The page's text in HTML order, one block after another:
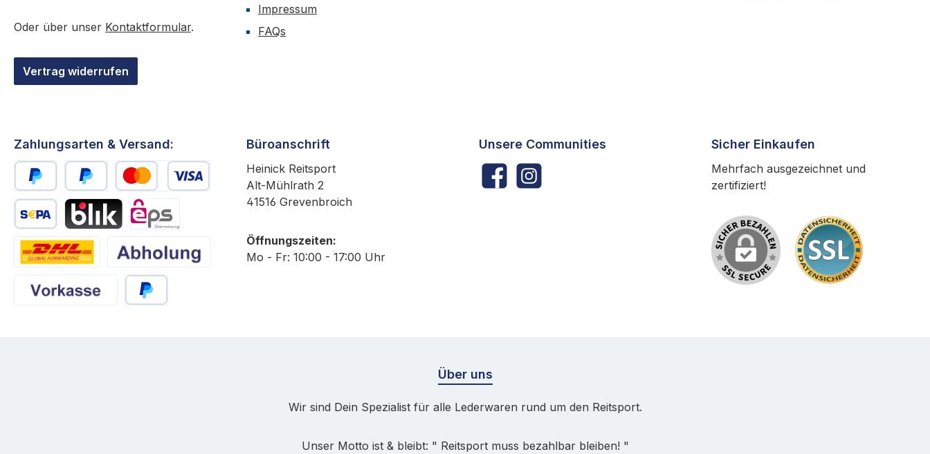
Oder über unser Kontaktformular.
Vertrag widerrufen
Impressum
FAQs
Unsere Communities
FacebookInstagram
Zahlungsarten & Versand:
PayPal Später BezahlenKredit- oder Debitkarte
SEPA Lastschrift
BLIK
Abholung
Büroanschrift
Heinick Reitsport
Alt-Mühlrath 2
41516 Grevenbroich
Öffnungszeiten:
Mo - Fr: 10:00 - 17:00 Uhr
Sicher Einkaufen
Mehrfach ausgezeichnet und
zertifiziert!
Über uns
Wir sind Dein Spezialist für alle Lederwaren rund um den Reitsport.
Unser Motto ist & bleibt: " Reitsport muss bezahlbar bleiben! "